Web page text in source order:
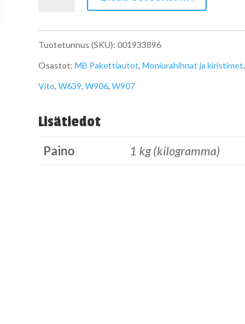
A0019933896
määrä
Tuotetunnus (SKU): 001933896
Osastot: MB Pakettiautot, Moniurahihnat ja kiristimet,
Vito, W639, W906, W907
Lisätiedot
Paino 1 kg (kilogramma)